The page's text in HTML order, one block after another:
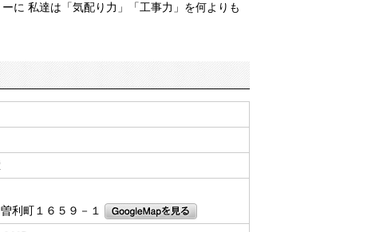
に 私達は「気配り力」「工事力」を何よりも
利町１６５９－１